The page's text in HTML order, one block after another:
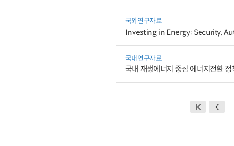
국외연구자료
Investing in Energy: Security,
국내연구자료
국내 재생에너지 중심 에너지전환